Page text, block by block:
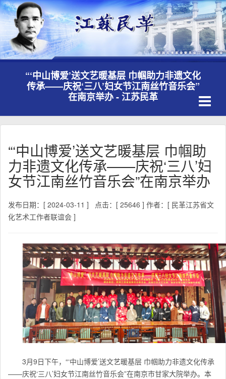
“‘中山博爱’送文艺暖基层 巾帼助力非遗文化
传承——庆祝‘三八’妇女节江南丝竹音乐会”
在南京举办 - 江苏民革
“‘中山博爱’送文艺暖基层 巾帼助
力非遗文化传承——庆祝‘三八’妇
女节江南丝竹音乐会”在南京举办
发布日期：[ 2024-03-11 ] 点击：[ 25646 ] 作者：[ 民革江苏省文
化艺术工作者联谊会 ]
3月9日下午，“‘中山博爱’送文艺暖基层 巾帼助力非遗文化传承
——庆祝‘三八’妇女节江南丝竹音乐会”在南京市甘家大院举办。本